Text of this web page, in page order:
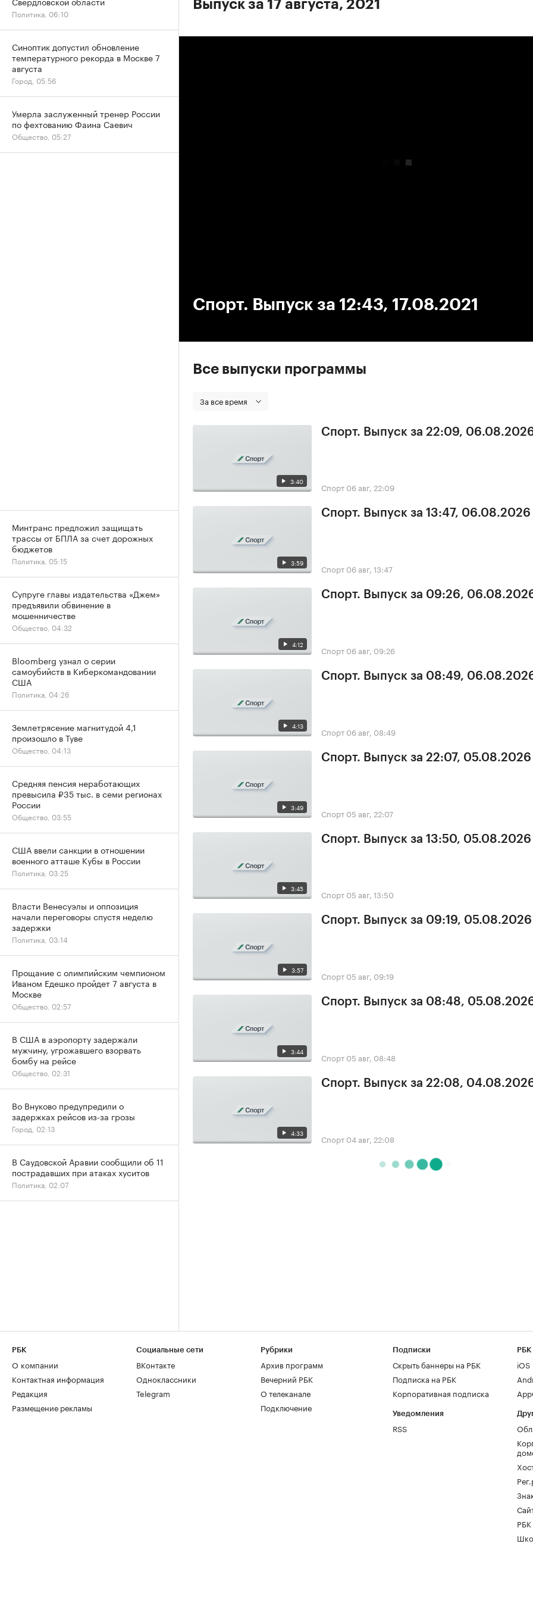
Выпуск за 17 августа, 2021
Спорт. Выпуск за 12:43, 17.08.2021
Все выпуски программы
За все время
3:40
Спорт. Выпуск за 22:09,
Спорт 06 авг, 22:09
3:59
Спорт. Выпуск за 13:47, 06.08.2026
Спорт 06 авг, 13:47
4:12
Спорт. Выпуск за 09:26,
Спорт 06 авг, 09:26
4:13
Спорт. Выпуск за 08:49,
Спорт 06 авг, 08:49
3:49
Спорт. Выпуск за 22:07, 05.08.2026
Спорт 05 авг, 22:07
3:45
Спорт. Выпуск за 13:50, 05.08.2026
Спорт 05 авг, 13:50
3:57
Спорт. Выпуск за 09:19, 05.08.2026
Спорт 05 авг, 09:19
3:44
Спорт. Выпуск за 08:48,
Спорт 05 авг, 08:48
4:33
Спорт. Выпуск за 22:08,
Спорт 04 авг, 22:08
Политика, 06:10
Синоптик допустил обновление
температурного рекорда в Москве 7
августа
Город, 05:56
Умерла заслуженный тренер России
по фехтованию Фаина Саевич
Общество, 05:27
Минтранс предложил защищать
трассы от БПЛА за счет дорожных
бюджетов
Политика, 05:15
Супруге главы издательства «Джем»
предъявили обвинение в
мошенничестве
Общество, 04:32
Bloomberg узнал о серии
самоубийств в Киберкомандовании
США
Политика, 04:26
Землетрясение магнитудой 4,1
произошло в Туве
Общество, 04:13
Средняя пенсия неработающих
превысила ₽35 тыс. в семи регионах
России
Общество, 03:55
США ввели санкции в отношении
военного атташе Кубы в России
Политика, 03:25
Власти Венесуэлы и оппозиция
начали переговоры спустя неделю
задержки
Политика, 03:14
Прощание с олимпийским чемпионом
Иваном Едешко пройдет 7 августа в
Москве
Общество, 02:57
В США в аэропорту задержали
мужчину, угрожавшего взорвать
бомбу на рейсе
Общество, 02:31
Во Внуково предупредили о
задержках рейсов из-за грозы
Город, 02:13
В Саудовской Аравии сообщили об 11
пострадавших при атаках хуситов
Политика, 02:07
РБК
О компании
Контактная информация
Редакция
Размещение рекламы
Социальные сети
ВКонтакте
Одноклассники
Telegram
Рубрики
Архив программ
Вечерний РБК
О телеканале
Подключение
Подписки
Скрыть баннеры на РБК
Подписка на РБК
Корпоративная подписка
Уведомления
RSS
РБК
iOS